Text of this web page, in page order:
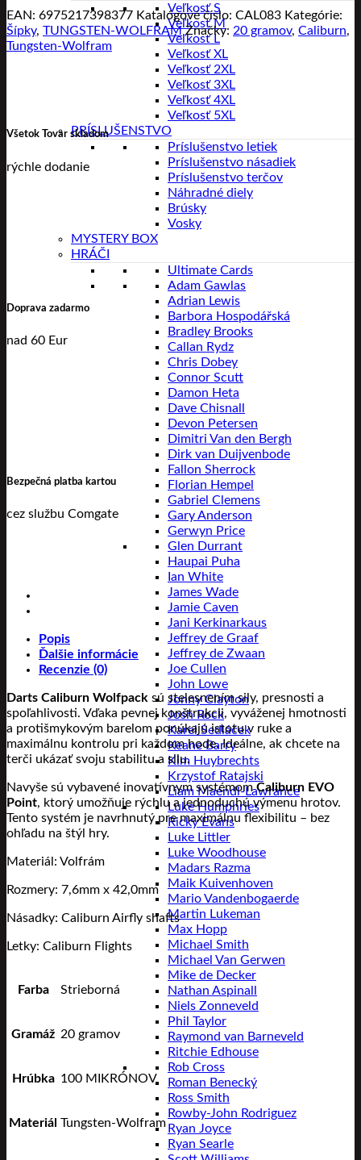
Veľkosť S
Veľkosť M
Veľkosť L
Veľkosť XL
Veľkosť 2XL
Veľkosť 3XL
Veľkosť 4XL
Veľkosť 5XL
PRÍSLUŠENSTVO
Príslušenstvo letiek
Príslušenstvo násadiek
Príslušenstvo terčov
Náhradné diely
Brúsky
Vosky
MYSTERY BOX
HRÁČI
Ultimate Cards
Adam Gawlas
Adrian Lewis
Barbora Hospodářská
Bradley Brooks
Callan Rydz
Chris Dobey
Connor Scutt
Damon Heta
Dave Chisnall
Devon Petersen
Dimitri Van den Bergh
Dirk van Duijvenbode
Fallon Sherrock
Florian Hempel
Gabriel Clemens
Gary Anderson
Gerwyn Price
Glen Durrant
Haupai Puha
Ian White
James Wade
Jamie Caven
Jani Kerkinarkaus
Jeffrey de Graaf
Jeffrey de Zwaan
Joe Cullen
John Lowe
Jonny Clayton
Josh Rock
Karel Sedláček
Keane Barry
Kim Huybrechts
Krzystof Ratajski
Liam Maendl-Lawrance
Luke Humphries
Ricky Evans
Luke Littler
Luke Woodhouse
Madars Razma
Maik Kuivenhoven
Mario Vandenbogaerde
Martin Lukeman
Max Hopp
Michael Smith
Michael Van Gerwen
Mike de Decker
Nathan Aspinall
Niels Zonneveld
Phil Taylor
Raymond van Barneveld
Ritchie Edhouse
Rob Cross
Roman Benecký
Ross Smith
Rowby-John Rodriguez
Ryan Joyce
Ryan Searle
EAN: 6975217398377 Katalógové číslo: CAL083 Kategórie:
Šípky, TUNGSTEN-WOLFRAM Značky: 20 gramov, Caliburn,
Tungsten-Wolfram
Všetok Tovar skladom
rýchle dodanie
Doprava zadarmo
nad 60 Eur
Bezpečná platba kartou
cez službu Comgate
Popis
Ďalšie informácie
Recenzie (0)
Darts Caliburn Wolfpack sú stelesnením sily, presnosti a
spoľahlivosti. Vďaka pevnej konštrukcii, vyváženej hmotnosti
a protišmykovým barelom ponúkajú istotu v ruke a
maximálnu kontrolu pri každom hode. Ideálne, ak chcete na
terči ukázať svoju stabilitu a silu.
Navyše sú vybavené inovatívnym systémomCaliburn EVO
Point, ktorý umožňuje rýchlu a jednoduchú výmenu hrotov.
Tento systém je navrhnutý pre maximálnu flexibilitu – bez
ohľadu na štýl hry.
Materiál: Volfrám
Rozmery: 7,6mm x 42,0mm
Násadky: Caliburn Airfly shafts
Letky: Caliburn Flights
Farba Strieborná
Gramáž 20 gramov
Hrúbka 100 MIKRÓNOV
Materiál Tungsten-Wolfram